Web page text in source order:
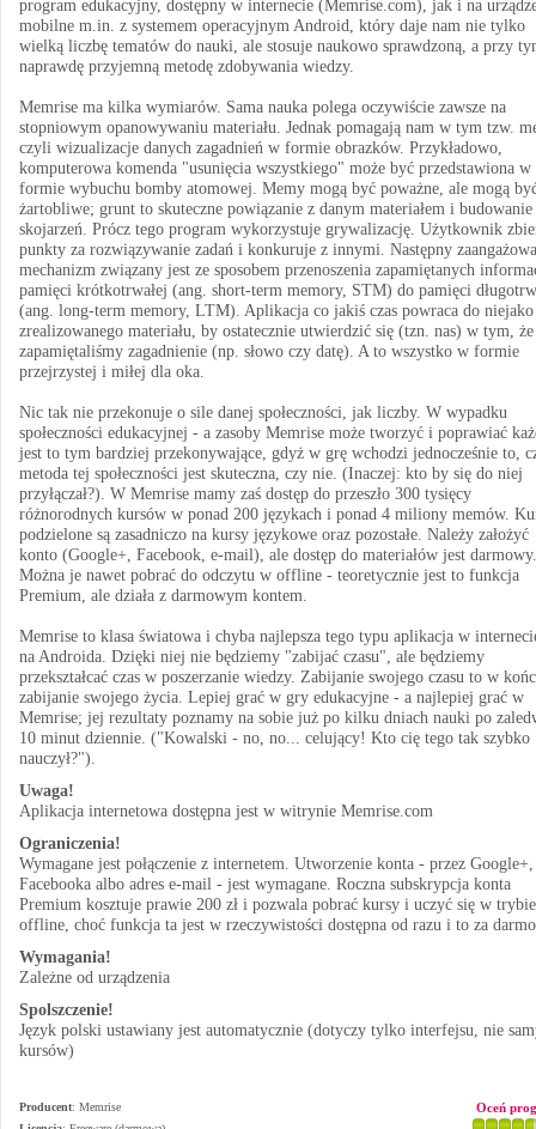
program edukacyjny, dostępny w internecie (Memrise.com), jak i na
mobilne m.in. z systemem operacyjnym Android, który daje nam nie tylko
wielką liczbę tematów do nauki, ale stosuje naukowo sprawdzoną, a przy
naprawdę przyjemną metodę zdobywania wiedzy.
Memrise ma kilka wymiarów. Sama nauka polega oczywiście zawsze na
stopniowym opanowywaniu materiału. Jednak pomagają nam w tym tzw.
czyli wizualizacje danych zagadnień w formie obrazków. Przykładowo,
komputerowa komenda "usunięcia wszystkiego" może być przedstawiona w
formie wybuchu bomby atomowej. Memy mogą być poważne, ale mogą
żartobliwe; grunt to skuteczne powiązanie z danym materiałem i budowanie
skojarzeń. Prócz tego program wykorzystuje grywalizację. Użytkownik
punkty za rozwiązywanie zadań i konkuruje z innymi. Następny
mechanizm związany jest ze sposobem przenoszenia zapamiętanych
pamięci krótkotrwałej (ang. short-term memory, STM) do pamięci
(ang. long-term memory, LTM). Aplikacja co jakiś czas powraca do
zrealizowanego materiału, by ostatecznie utwierdzić się (tzn. nas) w tym, że
zapamiętaliśmy zagadnienie (np. słowo czy datę). A to wszystko w formie
przejrzystej i miłej dla oka.
Nic tak nie przekonuje o sile danej społeczności, jak liczby. W wypadku
społeczności edukacyjnej - a zasoby Memrise może tworzyć i poprawiać
jest to tym bardziej przekonywające, gdyż w grę wchodzi jednocześnie to,
metoda tej społeczności jest skuteczna, czy nie. (Inaczej: kto by się do niej
przyłączał?). W Memrise mamy zaś dostęp do przeszło 300 tysięcy
różnorodnych kursów w ponad 200 językach i ponad 4 miliony memów.
podzielone są zasadniczo na kursy językowe oraz pozostałe. Należy założyć
konto (Google+, Facebook, e-mail), ale dostęp do materiałów jest darmowy.
Można je nawet pobrać do odczytu w offline - teoretycznie jest to funkcja
Premium, ale działa z darmowym kontem.
Memrise to klasa światowa i chyba najlepsza tego typu aplikacja w
na Androida. Dzięki niej nie będziemy "zabijać czasu", ale będziemy
przekształcać czas w poszerzanie wiedzy. Zabijanie swojego czasu to w
zabijanie swojego życia. Lepiej grać w gry edukacyjne - a najlepiej grać w
Memrise; jej rezultaty poznamy na sobie już po kilku dniach nauki po
10 minut dziennie. ("Kowalski - no, no... celujący! Kto cię tego tak szybko
nauczył?").
Uwaga!
Aplikacja internetowa dostępna jest w witrynie Memrise.com
Ograniczenia!
Wymagane jest połączenie z internetem. Utworzenie konta - przez Google+,
Facebooka albo adres e-mail - jest wymagane. Roczna subskrypcja konta
Premium kosztuje prawie 200 zł i pozwala pobrać kursy i uczyć się w trybie
offline, choć funkcja ta jest w rzeczywistości dostępna od razu i to za
Wymagania!
Zależne od urządzenia
Spolszczenie!
Język polski ustawiany jest automatycznie (dotyczy tylko interfejsu, nie
kursów)
Producent: Memrise
Oceń